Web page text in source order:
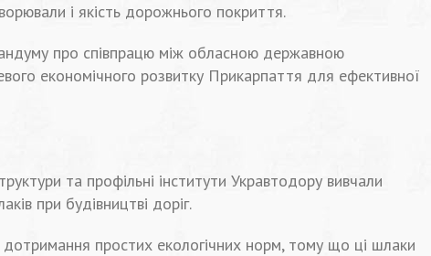
і якість дорожнього покриття.
про співпрацю між обласною державною
економічного розвитку Прикарпаття для ефективної
та профільні інститути Укравтодору вивчали
при будівництві доріг.
простих екологічних норм, тому що ці шлаки